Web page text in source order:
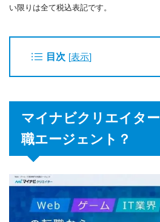
い限りは全て税込表記です。
目次 [表示]
マイナビクリエイタ
職エージェント？